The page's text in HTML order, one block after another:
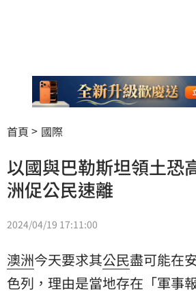
首頁 國際
以國與巴勒斯坦領土
洲促公民速離
2024/04/19 17:11:00
澳洲今天要求其公民盡可能在
色列 ，理由是當地存在「軍事